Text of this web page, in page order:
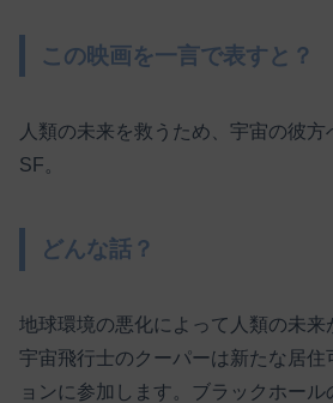
この映画を一言で表すと？
人類の未来を救うため、宇宙の彼
SF。
どんな話？
地球環境の悪化によって人類の未来
宇宙飛行士のクーパーは新たな居
ョンに参加します。ブラックホー